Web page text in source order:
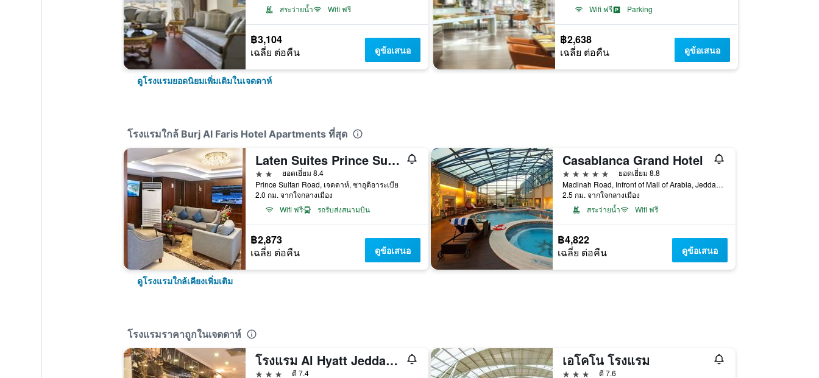
สระว่ายน้ำ
Wifi ฟรี
฿3,104
เฉลี่ย ต่อคืน ดูข้อเสนอ
Wifi ฟรี
Parking
฿2,638
เฉลี่ย ต่อคืน ดูข้อเสนอ
ดูโรงแรมยอดนิยมเพิ่มเติมในเจดดาห์
โรงแรมใกล้ Burj Al Faris Hotel Apartments ที่สุด
Laten Suites Prince Sultan
2 ดาว
ยอดเยี่ยม 8.4
Prince Sultan Road, เจดดาห์, ซาอุดิอาระเบีย
2.0 กม. จากใจกลางเมือง
Wifi ฟรี
รถรับส่งสนามบิน
฿2,873
เฉลี่ย ต่อคืน ดูข้อเสนอ
Casablanca Grand Hotel
5 ดาว
ยอดเยี่ยม 8.8
Madinah Road, Infront of Mall of Arabia, Jeddah, 3655, เจดดาห์, ซาอุดิอาระเบีย
2.5 กม. จากใจกลางเมือง
สระว่ายน้ำ
Wifi ฟรี
฿4,822
เฉลี่ย ต่อคืน ดูข้อเสนอ
ดูโรงแรมใกล้เคียงเพิ่มเติม
โรงแรมราคาถูกในเจดดาห์
โรงแรม Al Hyatt Jeddah Continental
3 ดาว ดี 7.4
เอโคโน โรงแรม
3 ดาว ดี 7.6